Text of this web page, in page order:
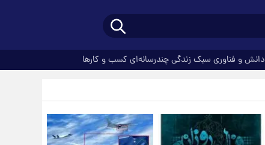
دانش و فناوری سبک زندگیچندرسانه‌ای کسب و کارها